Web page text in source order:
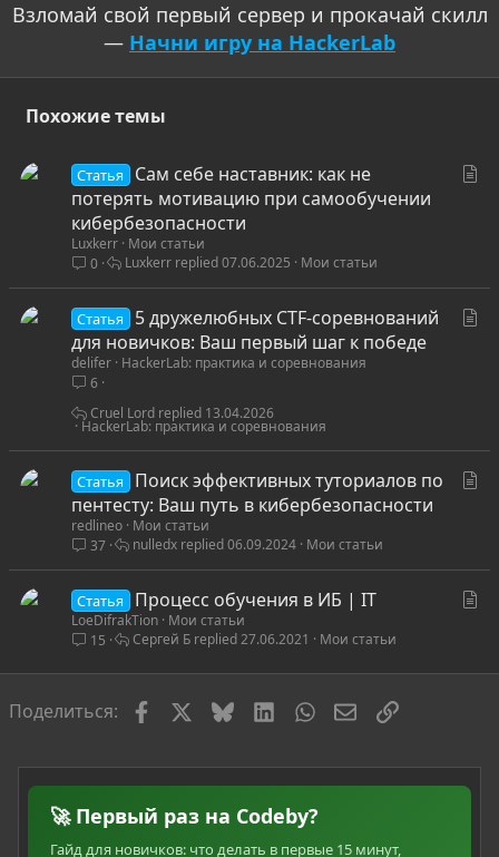
Взломай свой первый сервер и прокачай скилл
— Начни игру на HackerLab
Похожие темы
я
Статья
Сам себе наставник: как не
потерять мотивацию при самообучении
кибербезопасности
Luxkerr Мои статьи
0
Мои статьи
07.06.2025
Luxkerr
Статья
5 дружелюбных CTF-соревнований
для новичков: Ваш первый шаг к победе
delifer HackerLab: практика и соревнования
6
HackerLab: практика и соревнования
13.04.2026
Cruel Lord
ь
Статья
Поиск эффективных туториалов по
пентесту: Ваш путь в кибербезопасности
redlineo Мои статьи
37
Мои статьи
06.09.2024
nulledx
т
Статья Процесс обучения в ИБ | IT
LoeDifrakTion Мои статьи
15
Мои статьи
27.06.2021
Сергей Б
Поделиться: FacebookBlueskyLinkedInWhatsAppЭлектронная
Ссылка
🚀 Первый раз на Codeby?
Гайд для новичков: что делать в первые 15 минут,